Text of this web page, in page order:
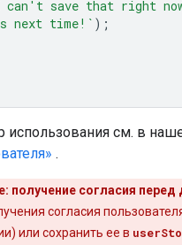
can't save that right
next time!` );
использования см. в
.
получение согласия перед
согласия
или сохранить ее в